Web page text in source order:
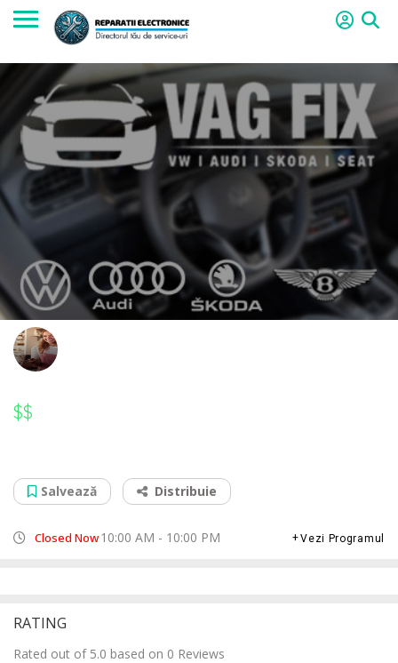
$$
Salvează
Distribuie
Closed Now10:00 AM - 10:00 PM Vezi Programul
RATING
Rated out of 5.0 based on 0 Reviews